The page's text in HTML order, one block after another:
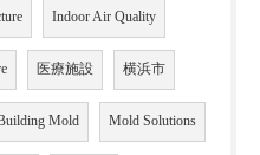
Indoor Air Quality
医療施設 横浜市
Mold Mold Solutions